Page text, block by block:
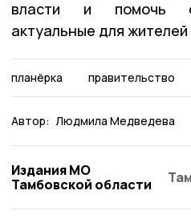
власти и помочь
актуальные для
планёрка правительство
Автор: Людмила Медведева
Издания МО
Тамбовской области